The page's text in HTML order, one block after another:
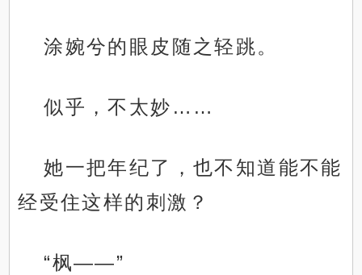
涂婉兮的眼皮随之轻跳。
似乎，不太妙……
她一把年纪了，也不知道能不能
经受住这样的刺激？
“枫——”